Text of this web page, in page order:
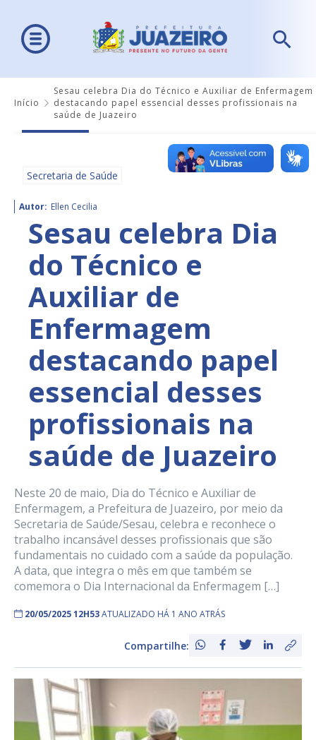
Início
Sesau celebra Dia do Técnico e Auxiliar de Enfermagem
destacando papel essencial desses profissionais na
saúde de Juazeiro
Secretaria de Saúde
Autor: Ellen Cecilia
Sesau celebra Dia
do Técnico e
Auxiliar de
Enfermagem
destacando papel
essencial desses
profissionais na
saúde de Juazeiro
Neste 20 de maio, Dia do Técnico e Auxiliar de
Enfermagem, a Prefeitura de Juazeiro, por meio da
Secretaria de Saúde/Sesau, celebra e reconhece o
trabalho incansável desses profissionais que são
fundamentais no cuidado com a saúde da população.
A data, que integra o mês em que também se
comemora o Dia Internacional da Enfermagem […]
20/05/2025 12H53ATUALIZADO HÁ 1 ANO ATRÁS
Compartilhe: